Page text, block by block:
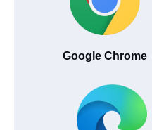
Google Chrome